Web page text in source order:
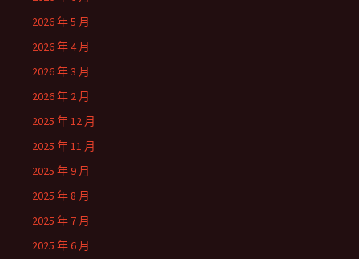
2026 年 5 月
2026 年 4 月
2026 年 3 月
2026 年 2 月
2025 年 12 月
2025 年 11 月
2025 年 9 月
2025 年 8 月
2025 年 7 月
2025 年 6 月